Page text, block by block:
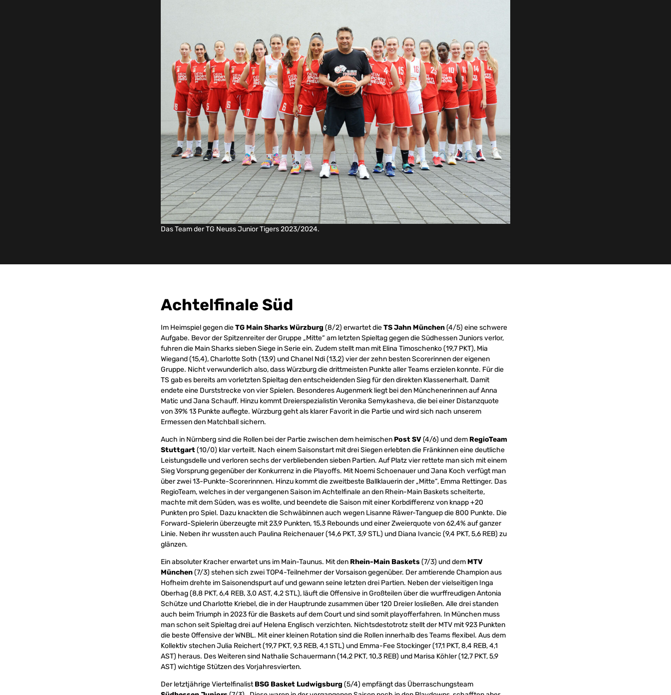
Das Team der TG Neuss Junior Tigers 2023/2024.
Achtelfinale Süd
Im Heimspiel gegen dieTG Main Sharks Würzburg (8/2) erwartet dieTS Jahn München(4/5) eine schwere
Aufgabe. Bevor der Spitzenreiter der Gruppe „Mitte“ am letzten Spieltag gegen die Südhessen Juniors verlor,
fuhren die Main Sharks sieben Siege in Serie ein. Zudem stellt man mit Elina Timoschenko (19,7 PKT), Mia
Wiegand (15,4), Charlotte Soth (13,9) und Chanel Ndi (13,2) vier der zehn besten Scorerinnen der eigenen
Gruppe. Nicht verwunderlich also, dass Würzburg die drittmeisten Punkte aller Teams erzielen konnte. Für die
TS gab es bereits am vorletzten Spieltag den entscheidenden Sieg für den direkten Klassenerhalt. Damit
endete eine Durststrecke von vier Spielen. Besonderes Augenmerk liegt bei den Münchenerinnen auf Anna
Matic und Jana Schauff. Hinzu kommt Dreierspezialistin Veronika Semykasheva, die bei einer Distanzquote
von 39% 13 Punkte auflegte. Würzburg geht als klarer Favorit in die Partie und wird sich nach unserem
Ermessen den Matchball sichern.
Auch in Nürnberg sind die Rollen bei der Partie zwischen dem heimischen Post SV(4/6) und dem RegioTeam
Stuttgart(10/0) klar verteilt. Nach einem Saisonstart mit drei Siegen erlebten die Fränkinnen eine deutliche
Leistungsdelle und verloren sechs der verbliebenden sieben Partien. Auf Platz vier rettete man sich mit einem
Sieg Vorsprung gegenüber der Konkurrenz in die Playoffs. Mit Noemi Schoenauer und Jana Koch verfügt man
über zwei 13-Punkte-Scorerinnnen. Hinzu kommt die zweitbeste Ballklauerin der „Mitte“, Emma Rettinger. Das
RegioTeam, welches in der vergangenen Saison im Achtelfinale an den Rhein-Main Baskets scheiterte,
machte mit dem Süden, was es wollte, und beendete die Saison mit einer Korbdifferenz von knapp +20
Punkten pro Spiel. Dazu knackten die Schwäbinnen auch wegen Lisanne Räwer-Tanguep die 800 Punkte. Die
Forward-Spielerin überzeugte mit 23,9 Punkten, 15,3 Rebounds und einer Zweierquote von 62,4% auf ganzer
Linie. Neben ihr wussten auch Paulina Reichenauer (14,6 PKT, 3,9 STL) und Diana Ivancic (9,4 PKT, 5,6 REB) zu
glänzen.
Ein absoluter Kracher erwartet uns im Main-Taunus. Mit den Rhein-Main Baskets(7/3) und dem MTV
München(7/3) stehen sich zwei TOP4-Teilnehmer der Vorsaison gegenüber. Der amtierende Champion aus
Hofheim drehte im Saisonendspurt auf und gewann seine letzten drei Partien. Neben der vielseitigen Inga
Oberhag (8,8 PKT, 6,4 REB, 3,0 AST, 4,2 STL), läuft die Offensive in Großteilen über die wurffreudigen Antonia
Schütze und Charlotte Kriebel, die in der Hauptrunde zusammen über 120 Dreier losließen. Alle drei standen
auch beim Triumph in 2023 für die Baskets auf dem Court und sind somit playofferfahren. In München muss
man schon seit Spieltag drei auf Helena Englisch verzichten. Nichtsdestotrotz stellt der MTV mit 923 Punkten
die beste Offensive der WNBL. Mit einer kleinen Rotation sind die Rollen innerhalb des Teams flexibel. Aus dem
Kollektiv stechen Julia Reichert (19,7 PKT, 9,3 REB, 4,1 STL) und Emma-Fee Stockinger (17,1 PKT, 8,4 REB, 4,1
AST) heraus. Des Weiteren sind Nathalie Schauermann (14,2 PKT, 10,3 REB) und Marisa Köhler (12,7 PKT, 5,9
AST) wichtige Stützen des Vorjahresvierten.
Der letztjährige ViertelfinalistBSG Basket Ludwigsburg (5/4) empfängt das Überraschungsteam